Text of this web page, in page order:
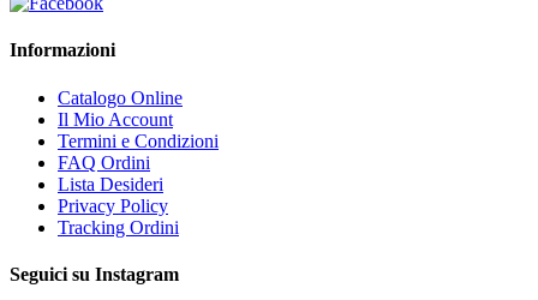
Informazioni
Catalogo Online
Il Mio Account
Termini e Condizioni
FAQ Ordini
Lista Desideri
Privacy Policy
Tracking Ordini
Seguici su Instagram